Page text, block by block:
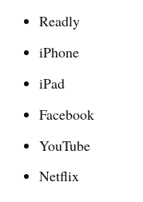
Readly
iPhone
iPad
Facebook
YouTube
Netflix